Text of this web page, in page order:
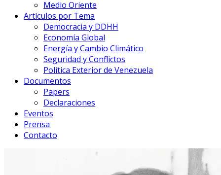
Medio Oriente
Artículos por Tema
Democracia y DDHH
Economía Global
Energía y Cambio Climático
Seguridad y Conflictos
Política Exterior de Venezuela
Documentos
Papers
Declaraciones
Eventos
Prensa
Contacto